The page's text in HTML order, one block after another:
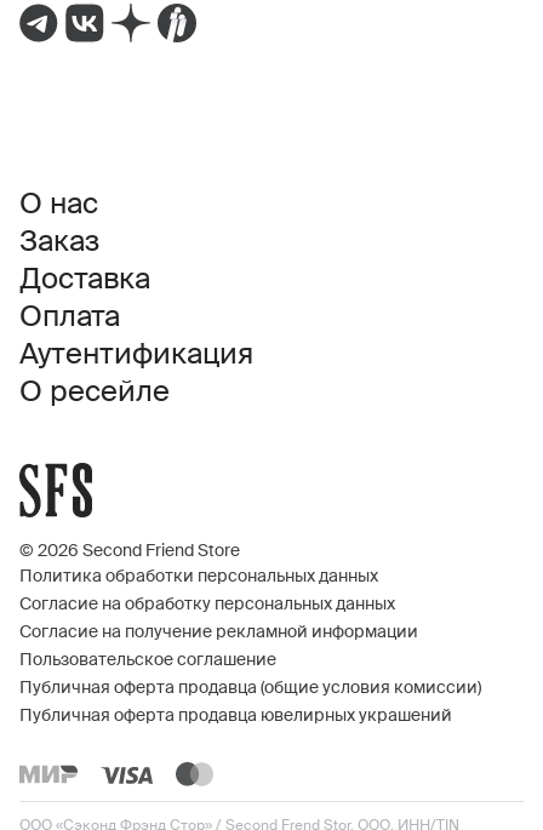
О нас
Заказ
Доставка
Оплата
Аутентификация
О ресейле
© 2026 Second Friend Store
Политика обработки персональных данных
Согласие на обработку персональных данных
Согласие на получение рекламной информации
Пользовательское соглашение
Публичная оферта продавца (общие условия комиссии)
Публичная оферта продавца ювелирных украшений
ООО «Сэконд Фрэнд Стор» / Second Frend Stor, ООО, ИНН/TIN